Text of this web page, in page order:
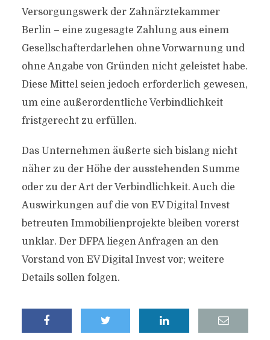
Versorgungswerk der Zahnärztekammer
Berlin – eine zugesagte Zahlung aus einem
Gesellschafterdarlehen ohne Vorwarnung und
ohne Angabe von Gründen nicht geleistet habe.
Diese Mittel seien jedoch erforderlich gewesen,
um eine außerordentliche Verbindlichkeit
fristgerecht zu erfüllen.
Das Unternehmen äußerte sich bislang nicht
näher zu der Höhe der ausstehenden Summe
oder zu der Art der Verbindlichkeit. Auch die
Auswirkungen auf die von EV Digital Invest
betreuten Immobilienprojekte bleiben vorerst
unklar. Der DFPA liegen Anfragen an den
Vorstand von EV Digital Invest vor; weitere
Details sollen folgen.